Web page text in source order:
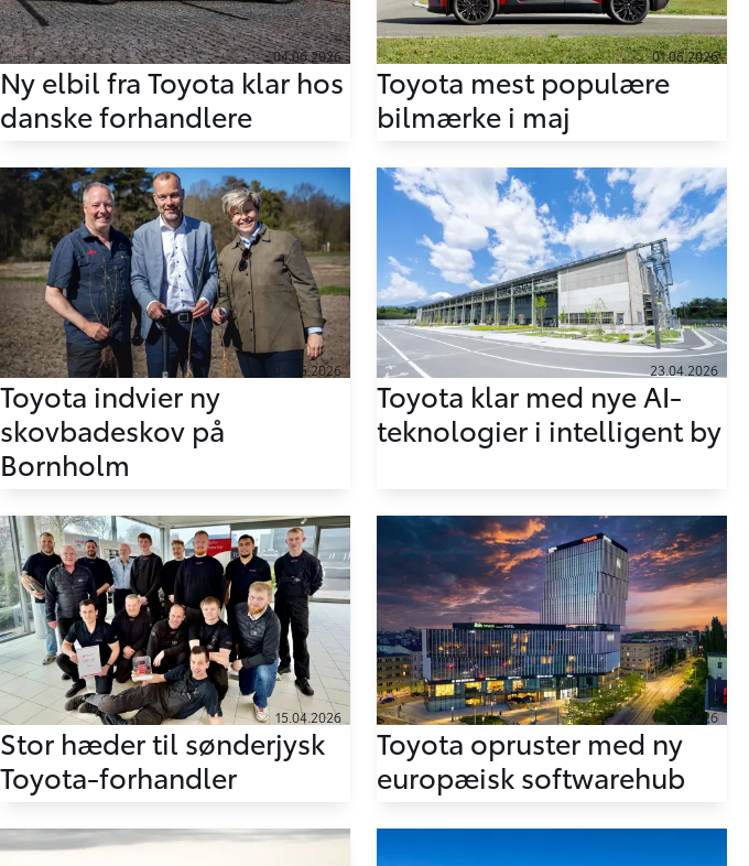
04.06.2026
Ny elbil fra Toyota klar hos
danske forhandlere
01.06.2026
Toyota mest populære
bilmærke i maj
04.05.2026
Toyota indvier ny
skovbadeskov på
Bornholm
23.04.2026
Toyota klar med nye AI-
teknologier i intelligent by
15.04.2026
Stor hæder til sønderjysk
Toyota-forhandler
14.04.2026
Toyota opruster med ny
europæisk softwarehub